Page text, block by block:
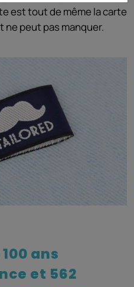
est tout de même la carte
ne peut pas manquer.
ans
et 562